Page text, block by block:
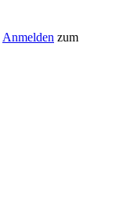
Anmelden zum